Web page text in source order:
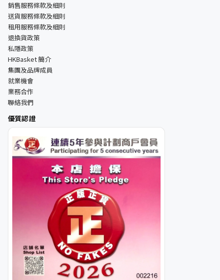
銷售服務條款及細則
送貨服務條款及細則
租用服務條款及細則
退換貨政策
私隱政策
HKBasket 簡介
集團及品牌成員
就業機會
業務合作
聯絡我們
優質認證